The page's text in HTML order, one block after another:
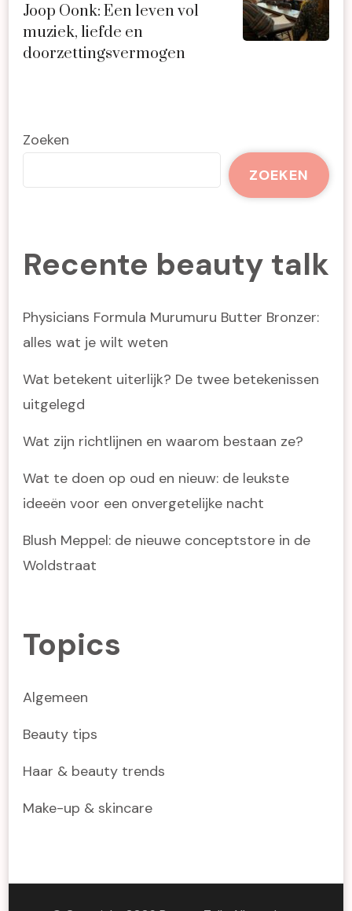
Joop Oonk: Een leven vol
muziek, liefde en
doorzettingsvermogen
Zoeken
ZOEKEN
Recente beauty talk
Physicians Formula Murumuru Butter Bronzer:
alles wat je wilt weten
Wat betekent uiterlijk? De twee betekenissen
uitgelegd
Wat zijn richtlijnen en waarom bestaan ze?
Wat te doen op oud en nieuw: de leukste
ideeën voor een onvergetelijke nacht
Blush Meppel: de nieuwe conceptstore in de
Woldstraat
Topics
Algemeen
Beauty tips
Haar & beauty trends
Make-up & skincare